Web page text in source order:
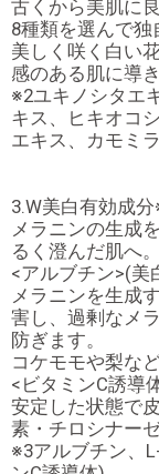
古くから美肌に
8種類を選んで独
美しく咲く白い
感のある肌に導き
※2ユキノシタエ
キス、ヒキオコ
エキス、カモミ
3.W美白有効成分
メラニンの生成
るく澄んだ肌へ。
<アルブチン>(美
メラニンを生成
害し、過剰なメ
防ぎます。
コケモモや梨な
<ビタミンC誘導
安定した状態で
素・チロシナー
※3アルブチン、